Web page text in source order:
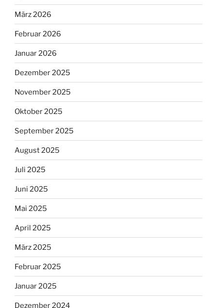
März 2026
Februar 2026
Januar 2026
Dezember 2025
November 2025
Oktober 2025
September 2025
August 2025
Juli 2025
Juni 2025
Mai 2025
April 2025
März 2025
Februar 2025
Januar 2025
Dezember 2024